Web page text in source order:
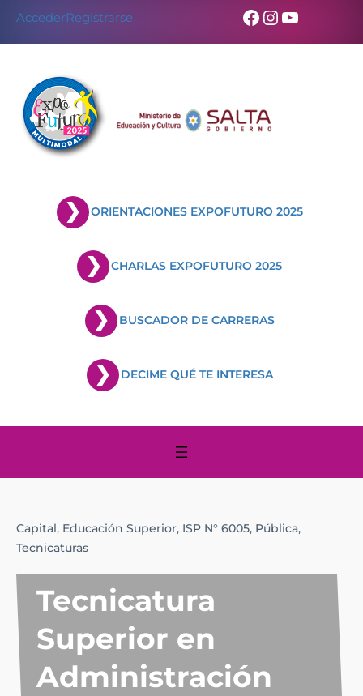
AccederRegistrarse Facebook
Instagram
YouTube
ORIENTACIONES EXPOFUTURO 2025
CHARLAS EXPOFUTURO 2025
BUSCADOR DE CARRERAS
DECIME QUÉ TE INTERESA
Capital, Educación Superior, ISP N° 6005, Pública,
Tecnicaturas
Tecnicatura
Superior en
Administración